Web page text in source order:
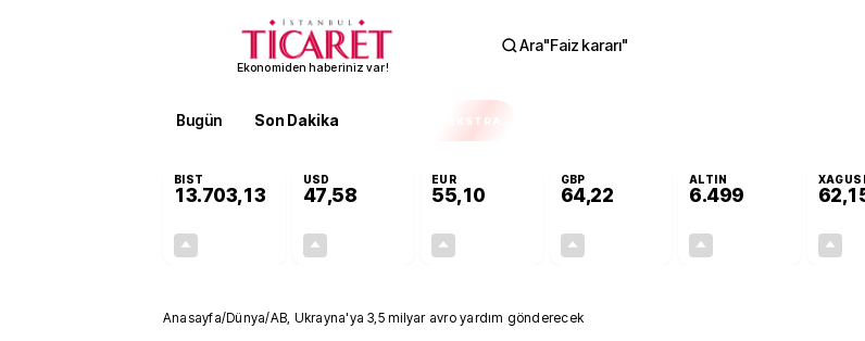
Ekonomiden haberiniz var!
Ara"Faiz kararı"
Bugün Son Dakika EKSTRA
BIST
13.703,13
USD
47,58
EUR
55,10
GBP
64,22
ALTIN
6.499
Anasayfa/Dünya/AB, Ukrayna'ya 3,5 milyar avro yardım gönderecek